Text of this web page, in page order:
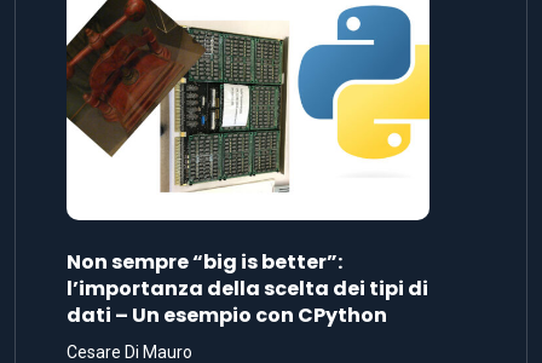
Non sempre “big is better”:
l’importanza della scelta dei tipi di
dati – Un esempio con CPython
Cesare Di Mauro